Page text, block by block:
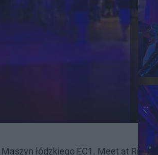
łódzkiego EC1. Meet at Rift